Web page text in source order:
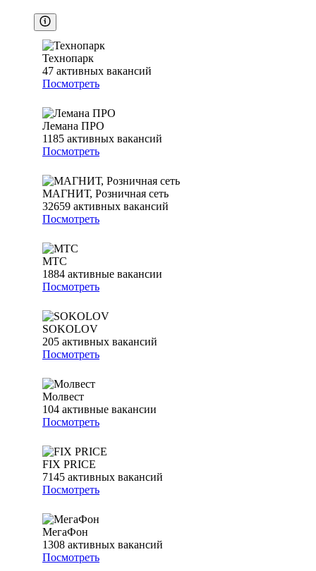
Технопарк
47 активных вакансий
Посмотреть
Лемана ПРО
1185 активных вакансий
Посмотреть
МАГНИТ, Розничная сеть
32659 активных вакансий
Посмотреть
МТС
1884 активные вакансии
Посмотреть
SOKOLOV
205 активных вакансий
Посмотреть
Молвест
104 активные вакансии
Посмотреть
FIX PRICE
7145 активных вакансий
Посмотреть
МегаФон
1308 активных вакансий
Посмотреть